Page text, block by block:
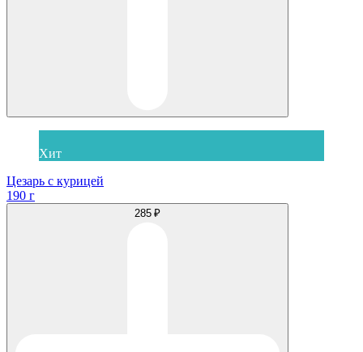
Хит
Цезарь с курицей
190 г
285 ₽